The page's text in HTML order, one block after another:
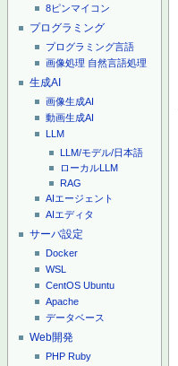
8ピンマイコン
プログラミング
プログラミング言語
画像処理 自然言語処理
生成AI
画像生成AI
動画生成AI
LLM
LLM/モデル/日本語
ローカルLLM
RAG
AIエージェント
AIエディタ
サーバ設定
Docker
WSL
CentOS Ubuntu
Apache
データベース
Web開発
PHP Ruby